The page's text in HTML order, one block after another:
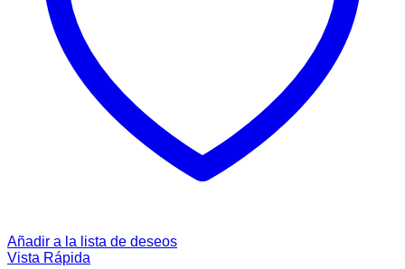
Añadir a la lista de deseos
Vista Rápida